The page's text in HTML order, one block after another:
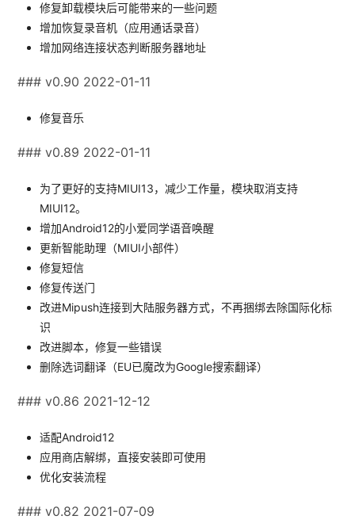
修复卸载模块后可能带来的一些问题
增加恢复录音机（应用通话录音）
增加网络连接状态判断服务器地址
### v0.90 2022-01-11
修复音乐
### v0.89 2022-01-11
为了更好的支持MIUI13，减少工作量，模块取消支持
MIUI12。
增加Android12的小爱同学语音唤醒
更新智能助理（MIUI小部件）
修复短信
修复传送门
改进Mipush连接到大陆服务器方式，不再捆绑去除国际化标
识
改进脚本，修复一些错误
删除选词翻译（EU已魔改为Google搜索翻译）
### v0.86 2021-12-12
适配Android12
应用商店解绑，直接安装即可使用
优化安装流程
### v0.82 2021-07-09